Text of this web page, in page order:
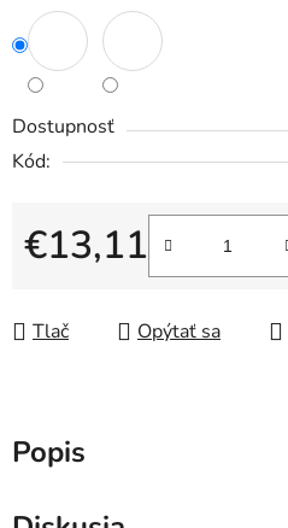
Dostupnosť
Kód:
€13,11
Jednotková cena:
Tlač Opýtať sa
Popis